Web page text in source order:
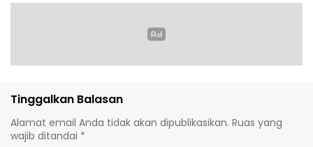
Tinggalkan Balasan
Alamat email Anda tidak akan dipublikasikan. Ruas yang
wajib ditandai *